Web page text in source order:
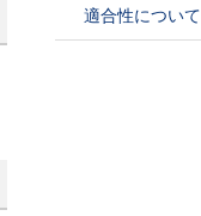
適合性について